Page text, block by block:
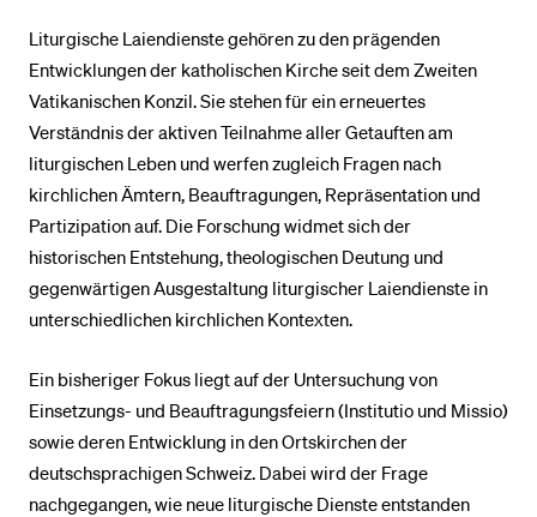
Liturgische Laiendienste gehören zu den prägenden
Entwicklungen der katholischen Kirche seit dem Zweiten
Vatikanischen Konzil. Sie stehen für ein erneuertes
Verständnis der aktiven Teilnahme aller Getauften am
liturgischen Leben und werfen zugleich Fragen nach
kirchlichen Ämtern, Beauftragungen, Repräsentation und
Partizipation auf. Die Forschung widmet sich der
historischen Entstehung, theologischen Deutung und
gegenwärtigen Ausgestaltung liturgischer Laiendienste in
unterschiedlichen kirchlichen Kontexten.
Ein bisheriger Fokus liegt auf der Untersuchung von
Einsetzungs- und Beauftragungsfeiern (Institutio und Missio)
sowie deren Entwicklung in den Ortskirchen der
deutschsprachigen Schweiz. Dabei wird der Frage
nachgegangen, wie neue liturgische Dienste entstanden
Alumni
Stellensuchende
Förderer
Medien
BELIEBTE INHALTE
Vorlesungsverzeichnis
Sportangebot
Menuplan Mensa
Anmeldung und Zulassung